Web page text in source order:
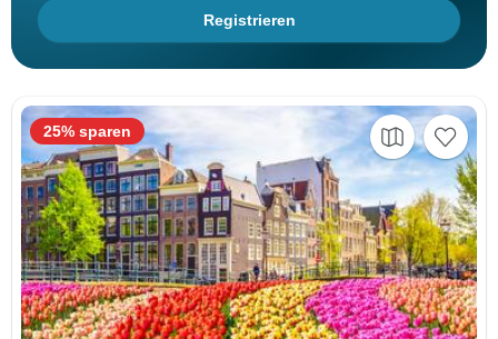
Registrieren
25% sparen